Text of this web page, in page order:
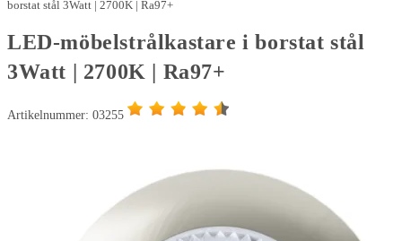
|
2700K
Ra97+
borstat stål 3Watt | 2700K | Ra97+
LED-möbelstrålkastare i borstat stål
3Watt | 2700K | Ra97+
Artikelnummer: 03255